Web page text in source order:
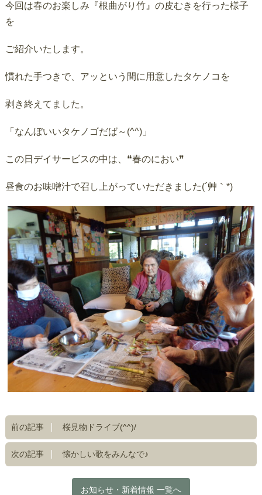
今回は春のお楽しみ『根曲がり竹』の皮むきを行った様子
を
ご紹介いたします。
慣れた手つきで、アッという間に用意したタケノコを
剥き終えてました。
「なんぼいいタケノゴだば～(^^)」
この日デイサービスの中は、❝春のにおい❞
昼食のお味噌汁で召し上がっていただきました(´艸｀*)
前の記事 桜見物ドライブ(^^)/
次の記事 懐かしい歌をみんなで♪
お知らせ・新着情報 一覧へ